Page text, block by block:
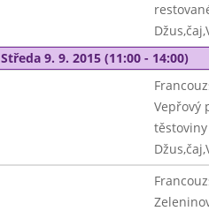
Středa 9. 9. 2015 (11:00 - 14:00)
Vepřový
těstoviny